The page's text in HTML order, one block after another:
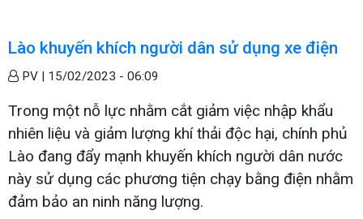
Lào khuyến khích người dân sử dụng xe điện
PV | 15/02/2023 - 06:09
Trong một nỗ lực nhằm cắt giảm việc nhập khẩu
nhiên liệu và giảm lượng khí thải độc hại, chính phủ
Lào đang đẩy mạnh khuyến khích người dân nước
này sử dụng các phương tiện chạy bằng điện nhằm
đảm bảo an ninh năng lượng.